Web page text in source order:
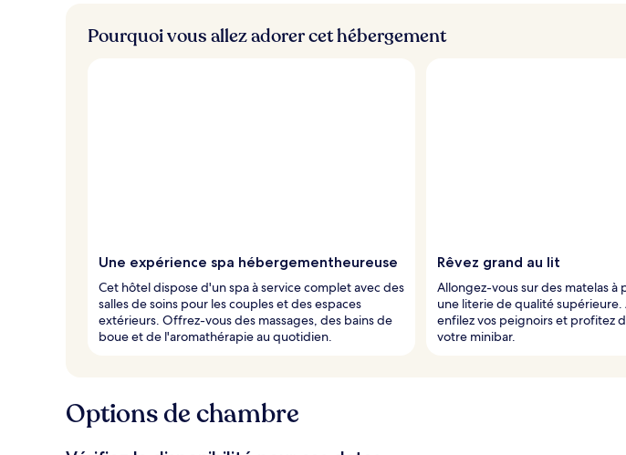
Pourquoi vous allez adorer cet hébergement
Une expérience spa hébergementheureuse
Cet hôtel dispose d'un spa à service complet avec des
salles de soins pour les couples et des espaces
extérieurs. Offrez-vous des massages, des bains de
boue et de l'aromathérapie au quotidien.
Rêvez grand au lit
Allongez-vous sur des matelas à
une literie de qualité supérieure.
enfilez vos peignoirs et profitez
votre minibar.
Options de chambre